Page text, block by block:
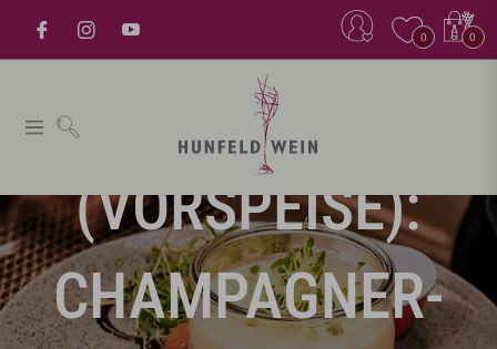
0 0
Navigation
(VORSPEISE):
CHAMPAGNER-